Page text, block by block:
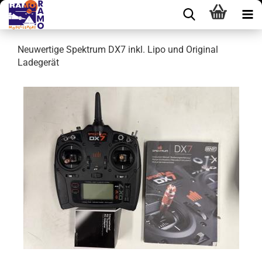
Neuwertige Spektrum DX7 inkl. Lipo und Original
Ladegerät